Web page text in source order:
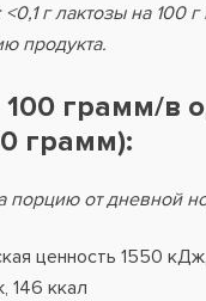
г лактозы на 100 г
продукта.
100 грамм/в
грамм):
порцию от дневной
ценность 1550
146 ккал